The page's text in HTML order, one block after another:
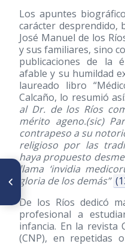
Los apuntes
carácter desprendido,
José Manuel de los
y sus familiares, sino
publicaciones de la
afable y su humildad
laureado libro
Calcaño, lo resumió así:
al Dr. de los Ríos
mérito ageno.(sic)
contrapeso a su
religioso por las
haya propuesto
llama ‘invidia
gloria de los demás”
De los Ríos dedicó
profesional a
infancia. En la revista
(CNP), en repetidas
ARTÍCULO ANTERIOR
Panegírico sobre el Dr.
Edward Grom (1917-1998),
presentado por el Dr. José
Francisco, con motivo de su
incorporación como
de número, sillón XXXI, a la
sociedad venezolana de